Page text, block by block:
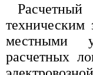
Расчетный
техническим
местными
расчетных